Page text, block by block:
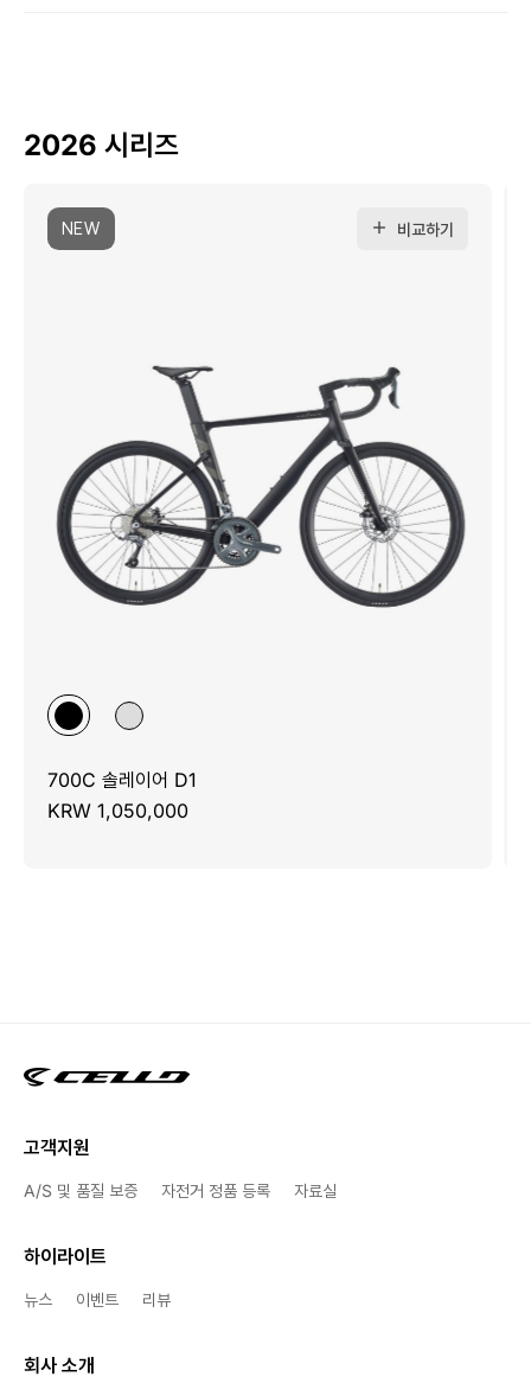
2026 시리즈
NEW 비교하기
700C 솔레이어 D1
KRW 1,050,000
고객지원
A/S 및 품질 보증 자전거 정품 등록 자료실
하이라이트
뉴스 이벤트 리뷰
회사 소개